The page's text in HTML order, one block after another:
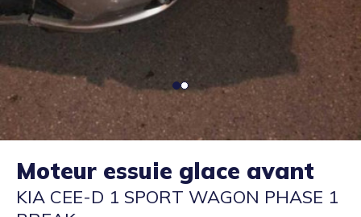
Moteur essuie glace avant
KIA CEE-D 1 SPORT WAGON PHASE 1